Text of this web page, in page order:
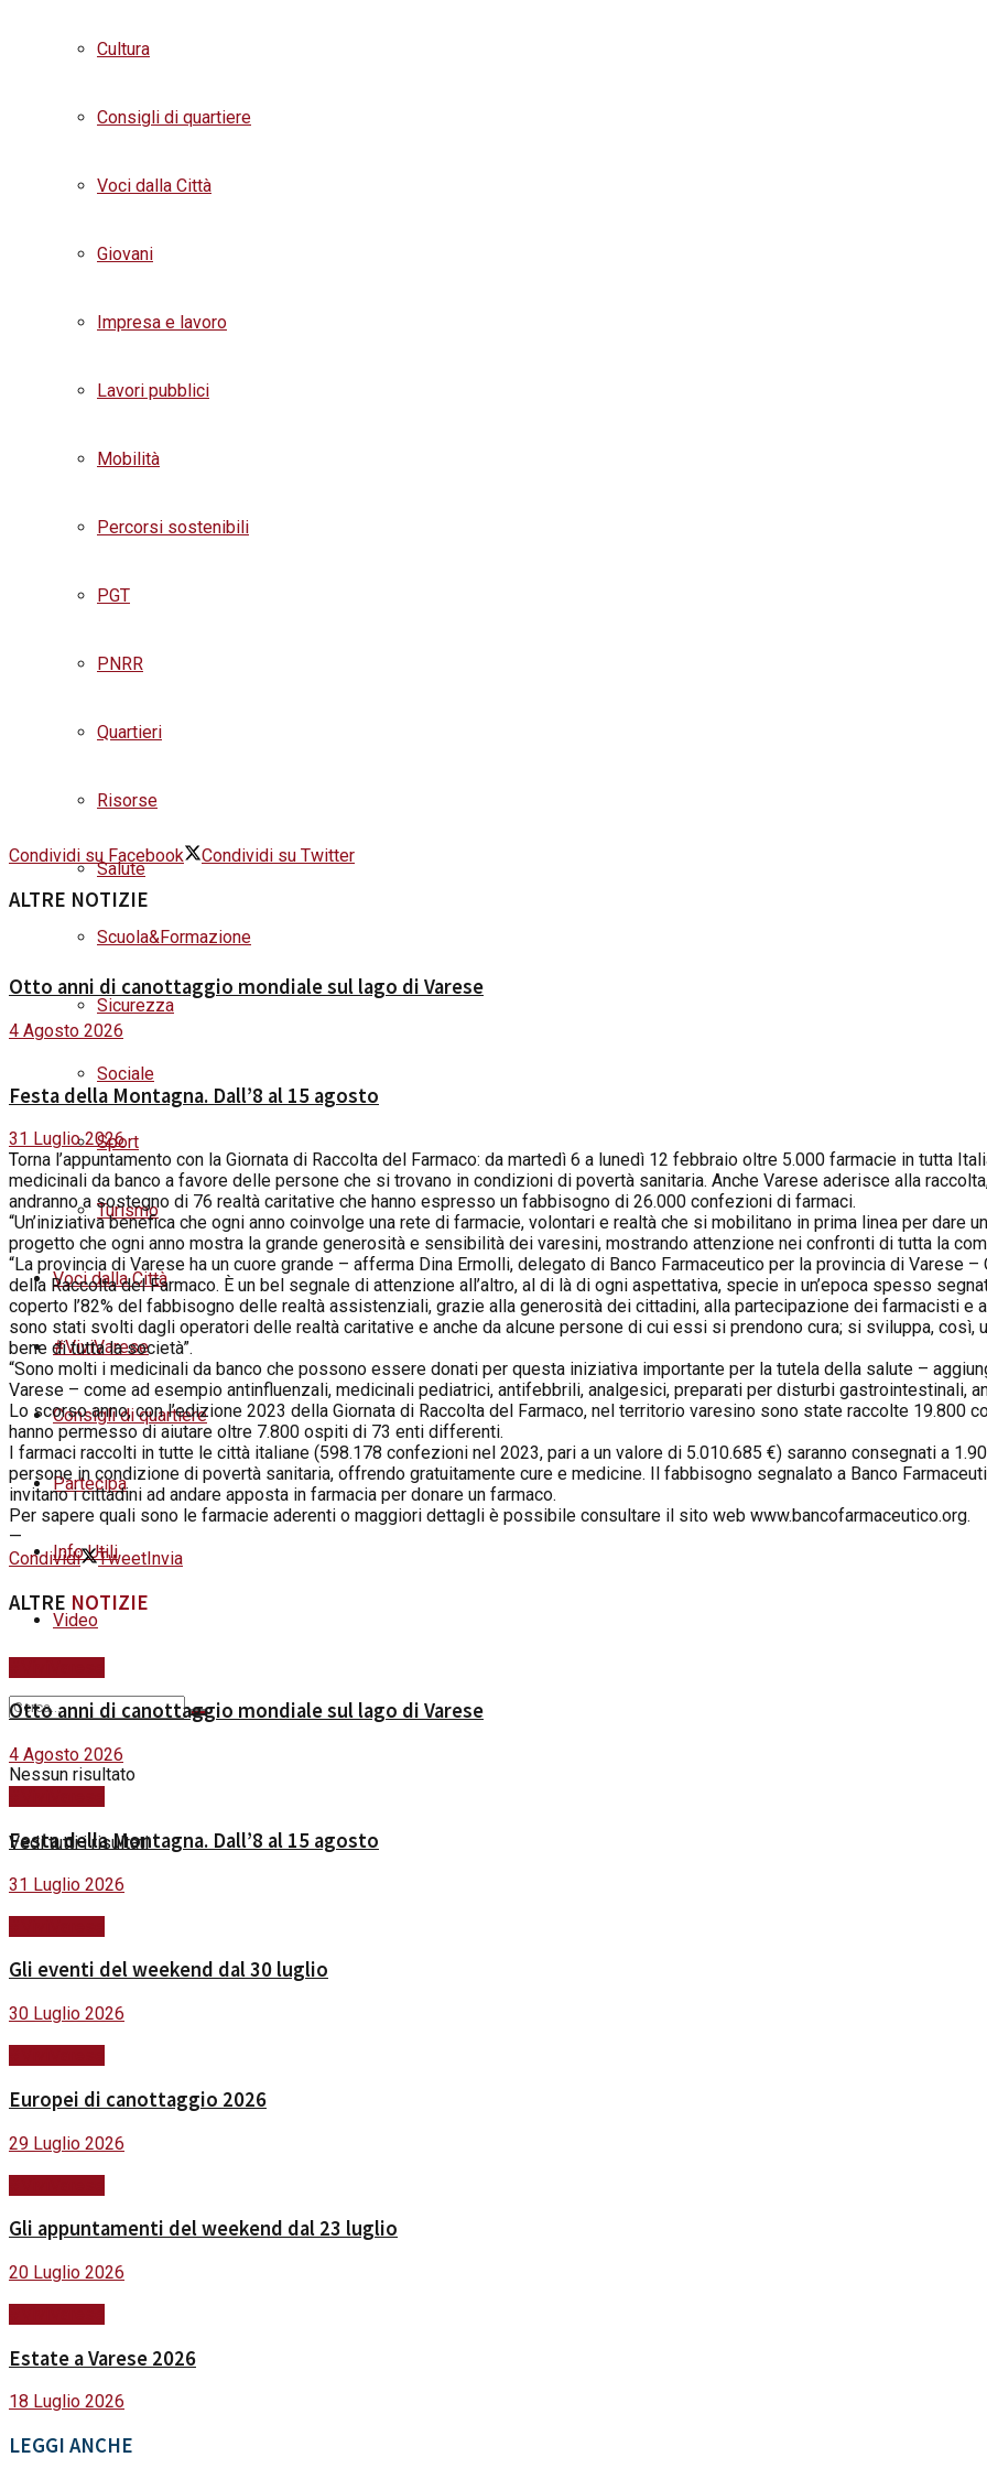
Cultura
Consigli di quartiere
Voci dalla Città
Giovani
Impresa e lavoro
Lavori pubblici
Mobilità
Percorsi sostenibili
PGT
PNRR
Quartieri
Risorse
Salute
Scuola&Formazione
Sicurezza
Sociale
Sport
Turismo
Voci dalla Città
#ViviVarese
Consigli di quartiere
Partecipa
Info Utili
Video
Nessun risultato
Vedi tutti i risultati
Condividi su Facebook Condividi su Twitter
ALTRE NOTIZIE
Otto anni di canottaggio mondiale sul lago di Varese
4 Agosto 2026
Festa della Montagna. Dall’8 al 15 agosto
31 Luglio 2026
Torna l’appuntamento con la Giornata di Raccolta del Farmaco: da martedì 6 a lunedì 12 febbraio oltre 5.000 farmacie in tutta
medicinali da banco a favore delle persone che si trovano in condizioni di povertà sanitaria. Anche Varese aderisce alla
andranno a sostegno di 76 realtà caritative che hanno espresso un fabbisogno di 26.000 confezioni di farmaci.
“Un’iniziativa benefica che ogni anno coinvolge una rete di farmacie, volontari e realtà che si mobilitano in prima linea per
progetto che ogni anno mostra la grande generosità e sensibilità dei varesini, mostrando attenzione nei confronti di tutta la
“La provincia di Varese ha un cuore grande – afferma Dina Ermolli, delegato di Banco Farmaceutico per la provincia di Varese
della Raccolta del Farmaco. È un bel segnale di attenzione all’altro, al di là di ogni aspettativa, specie in un’epoca spesso
coperto l’82% del fabbisogno delle realtà assistenziali, grazie alla generosità dei cittadini, alla partecipazione dei farmacisti e
sono stati svolti dagli operatori delle realtà caritative e anche da alcune persone di cui essi si prendono cura; si sviluppa,
bene di tutta la società”.
“Sono molti i medicinali da banco che possono essere donati per questa iniziativa importante per la tutela della salute –
Varese – come ad esempio antinfluenzali, medicinali pediatrici, antifebbrili, analgesici, preparati per disturbi gastrointestinali,
Lo scorso anno, con l’edizione 2023 della Giornata di Raccolta del Farmaco, nel territorio varesino sono state raccolte 19.800
hanno permesso di aiutare oltre 7.800 ospiti di 73 enti differenti.
I farmaci raccolti in tutte le città italiane (598.178 confezioni nel 2023, pari a un valore di 5.010.685 €) saranno consegnati a
persone in condizione di povertà sanitaria, offrendo gratuitamente cure e medicine. Il fabbisogno segnalato a Banco
invitano i cittadini ad andare apposta in farmacia per donare un farmaco.
Per sapere quali sono le farmacie aderenti o maggiori dettagli è possibile consultare il sito web www.bancofarmaceutico.org.
—
Condividi
Tweet Invia
ALTRE NOTIZIE
Otto anni di canottaggio mondiale sul lago di Varese
4 Agosto 2026
Festa della Montagna. Dall’8 al 15 agosto
31 Luglio 2026
Gli eventi del weekend dal 30 luglio
30 Luglio 2026
Europei di canottaggio 2026
29 Luglio 2026
Gli appuntamenti del weekend dal 23 luglio
20 Luglio 2026
Estate a Varese 2026
18 Luglio 2026
LEGGI ANCHE